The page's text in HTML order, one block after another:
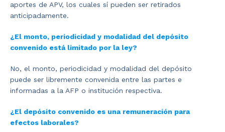
aportes de APV, los cuales sí pueden ser retirados
anticipadamente.
¿El monto, periodicidad y modalidad del depósito
convenido está limitado por la ley?
No, el monto, periodicidad y modalidad del depósito
puede ser libremente convenida entre las partes e
informadas a la AFP o institución respectiva.
¿El depósito convenido es una remuneración para
efectos laborales?